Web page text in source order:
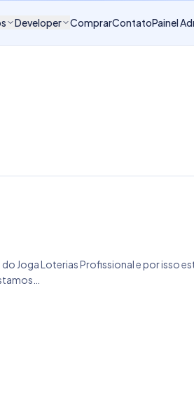
Developer ComprarContatoPainel
Joga Loterias Profissional e por isso